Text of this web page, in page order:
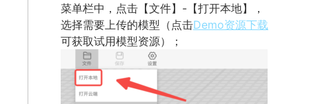
菜单栏中，点击【文件】-【打开本地】，
选择需要上传的模型（点击Demo资源下载
可获取试用模型资源）；